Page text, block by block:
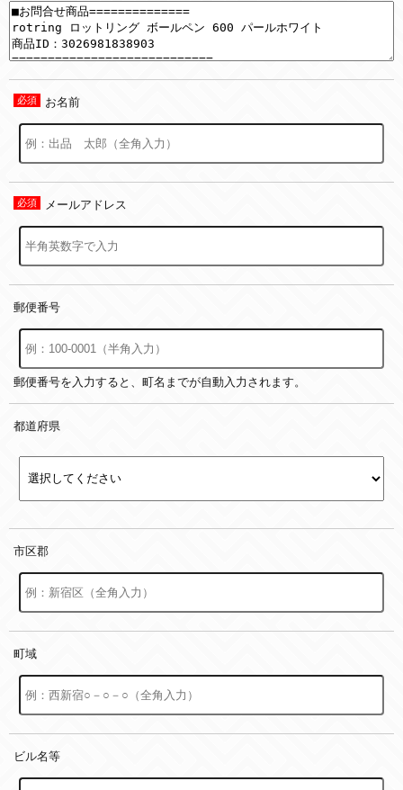
お名前
メールアドレス
郵便番号
郵便番号を入力すると、町名までが自動入力されます。
都道府県
市区郡
町域
ビル名等